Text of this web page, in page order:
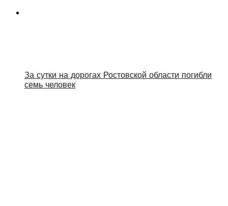
За сутки на дорогах Ростовской области погибли
семь человек